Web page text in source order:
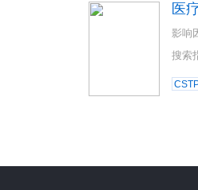
医
影响
搜索